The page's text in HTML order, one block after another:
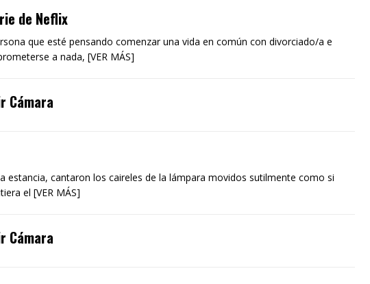
de Neflix
que esté pensando comenzar una vida en común con divorciado/a e
a nada, [VER MÁS]
Cámara
estancia, cantaron los caireles de la lámpara movidos sutilmente como si
el [VER MÁS]
Cámara